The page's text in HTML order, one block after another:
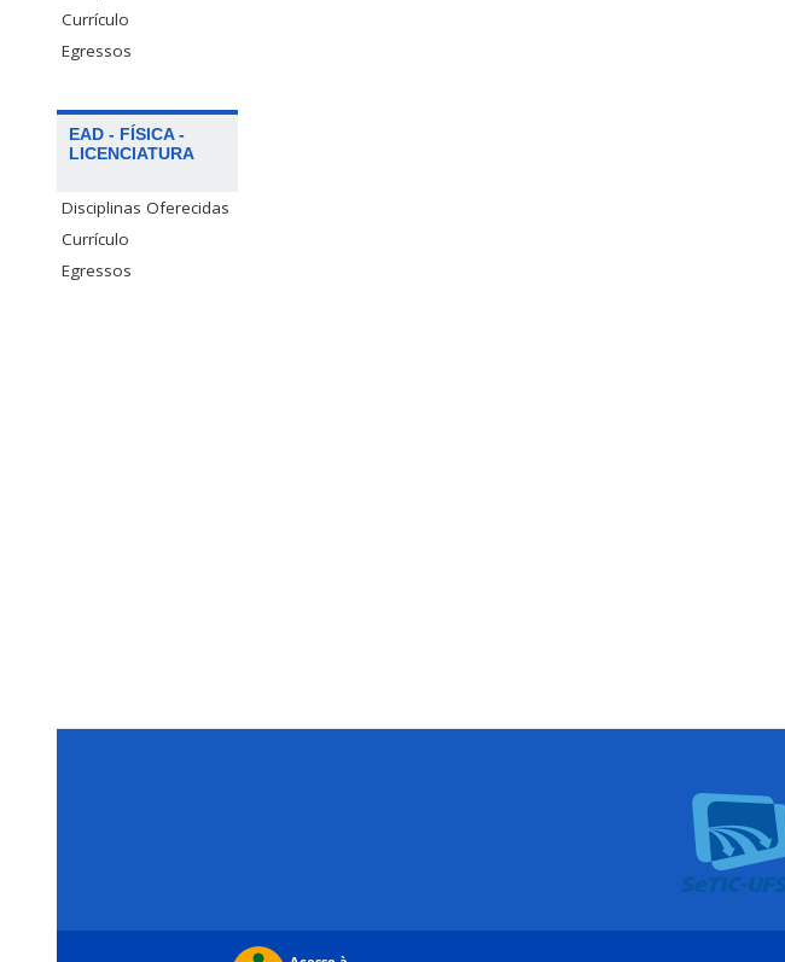
Currículo
Egressos
EAD - FÍSICA -
LICENCIATURA
Disciplinas Oferecidas
Currículo
Egressos